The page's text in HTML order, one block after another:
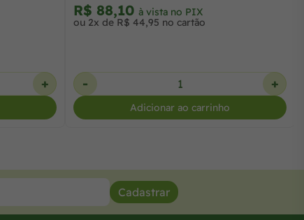
+
R$ 88,10 à vista no PIX
ou 2x de R$ 44,95 no cartão
- +
Adicionar ao carrinho
Cadastrar